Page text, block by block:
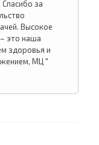
Спасибо за
Высокое
это наша
здоровья и
МЦ "